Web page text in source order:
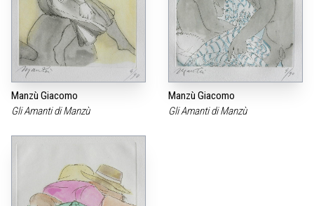
Manzù Giacomo
Gli Amanti di Manzù
Manzù Giacomo
Gli Amanti di Manzù